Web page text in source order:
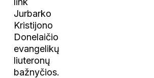
Jurbarko
Kristijono
Donelaičio
evangelikų
liuteronų
bažnyčios.